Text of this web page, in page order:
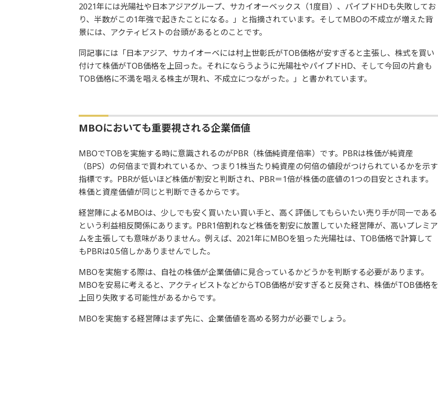
2021年には光陽社や日本アジアグループ、サカイオーベックス（1度目）、パイプドHDも失敗してお
り、半数がこの1年強で起きたことになる。」と指摘されています。そしてMBOの不成立が増えた背
景には、アクティビストの台頭があるとのことです。
同記事には「日本アジア、サカイオーベには村上世彰氏がTOB価格が安すぎると主張し、株式を買い
付けて株価がTOB価格を上回った。それにならうように光陽社やパイプドHD、そして今回の片倉も
TOB価格に不満を唱える株主が現れ、不成立につながった。」と書かれています。
MBOにおいても重要視される企業価値
MBOでTOBを実施する時に意識されるのがPBR（株価純資産倍率）です。PBRは株価が純資産
（BPS）の何倍まで買われているか、つまり1株当たり純資産の何倍の値段がつけられているかを示す
指標です。PBRが低いほど株価が割安と判断され、PBR＝1倍が株価の底値の1つの目安とされます。
株価と資産価値が同じと判断できるからです。
経営陣によるMBOは、少しでも安く買いたい買い手と、高く評価してもらいたい売り手が同一である
という利益相反関係にあります。PBR1倍割れなど株価を割安に放置していた経営陣が、高いプレミア
ムを主張しても意味がありません。例えば、2021年にMBOを狙った光陽社は、TOB価格で計算して
もPBRは0.5倍しかありませんでした。
MBOを実施する際は、自社の株価が企業価値に見合っているかどうかを判断する必要があります。
MBOを安易に考えると、アクティビストなどからTOB価格が安すぎると反発され、株価がTOB価格を
上回り失敗する可能性があるからです。
MBOを実施する経営陣はまず先に、企業価値を高める努力が必要でしょう。